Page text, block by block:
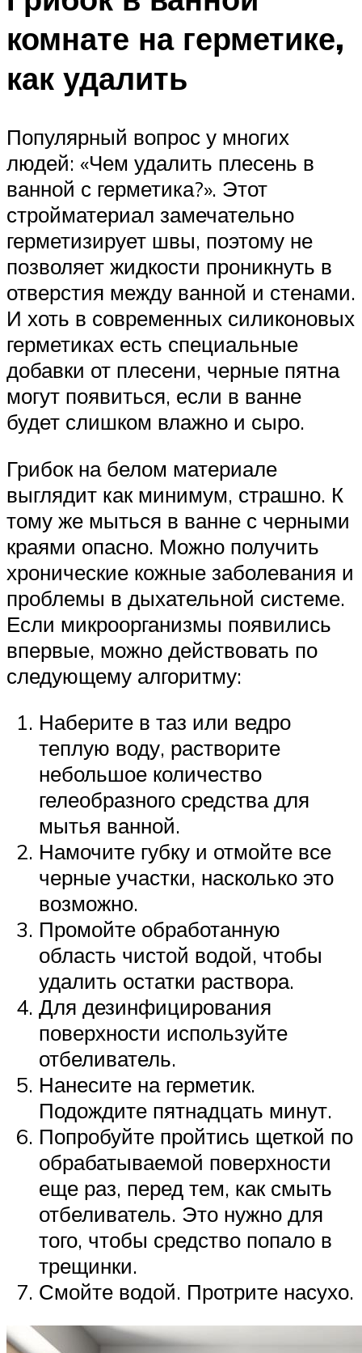
комнате на герметике,
как удалить
Популярный вопрос у многих
людей: «Чем удалить плесень в
ванной с герметика?». Этот
стройматериал замечательно
герметизирует швы, поэтому не
позволяет жидкости проникнуть в
отверстия между ванной и стенами.
И хоть в современных силиконовых
герметиках есть специальные
добавки от плесени, черные пятна
могут появиться, если в ванне
будет слишком влажно и сыро.
Грибок на белом материале
выглядит как минимум, страшно. К
тому же мыться в ванне с черными
краями опасно. Можно получить
хронические кожные заболевания и
проблемы в дыхательной системе.
Если микроорганизмы появились
впервые, можно действовать по
следующему алгоритму:
Наберите в таз или ведро
теплую воду, растворите
небольшое количество
гелеобразного средства для
мытья ванной.
Намочите губку и отмойте все
черные участки, насколько это
возможно.
Промойте обработанную
область чистой водой, чтобы
удалить остатки раствора.
Для дезинфицирования
поверхности используйте
отбеливатель.
Нанесите на герметик.
Подождите пятнадцать минут.
Попробуйте пройтись щеткой по
обрабатываемой поверхности
еще раз, перед тем, как смыть
отбеливатель. Это нужно для
того, чтобы средство попало в
трещинки.
Смойте водой. Протрите насухо.